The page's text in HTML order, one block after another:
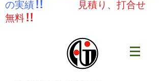
の実績 ! !
見積り、打合せ
無料 ! !